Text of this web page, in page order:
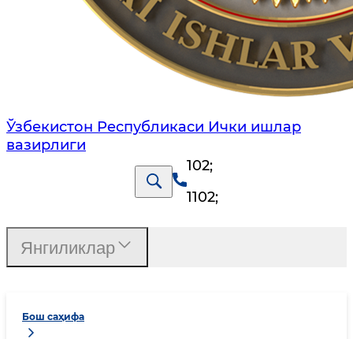
Ўзбекистон Республикаси Ички ишлар
вазирлиги
102;
1102;
Бош саҳифа
Янгиликлар